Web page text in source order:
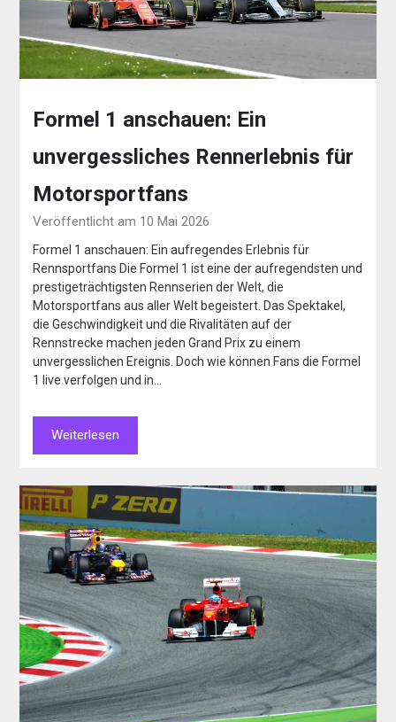
Formel 1 anschauen: Ein
unvergessliches Rennerlebnis für
Motorsportfans
Veröffentlicht am 10 Mai 2026
Formel 1 anschauen: Ein aufregendes Erlebnis für
Rennsportfans Die Formel 1 ist eine der aufregendsten und
prestigeträchtigsten Rennserien der Welt, die
Motorsportfans aus aller Welt begeistert. Das Spektakel,
die Geschwindigkeit und die Rivalitäten auf der
Rennstrecke machen jeden Grand Prix zu einem
unvergesslichen Ereignis. Doch wie können Fans die Formel
1 live verfolgen und in…
Weiterlesen